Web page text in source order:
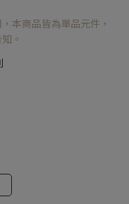
本商品皆為單品元件，
。